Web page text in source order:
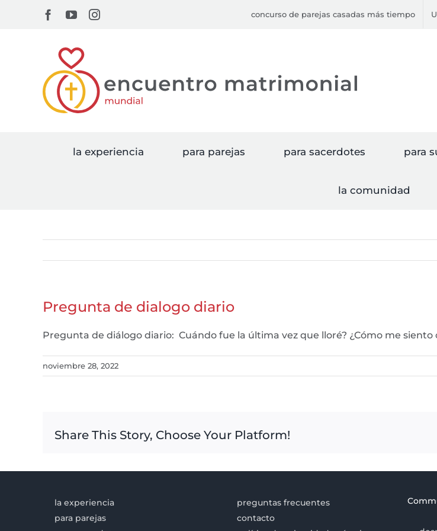
Facebook
YouTubeInstagram concurso de parejas casadas más tiempo
la experiencia para parejas para sacerdotes para
la comunidad
Pregunta de dialogo diario
Pregunta de diálogo diario: Cuándo fue la última vez que lloré? ¿Cómo me
noviembre 28, 2022
Share This Story, Choose Your Platform!
la experiencia
para parejas
preguntas frecuentes
contacto